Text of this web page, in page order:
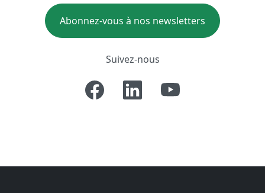
Abonnez-vous à nos newsletters
Suivez-nous